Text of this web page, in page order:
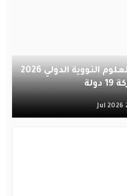
المملكة تستضيف أولمبياد العلوم النووية الدولي 2026